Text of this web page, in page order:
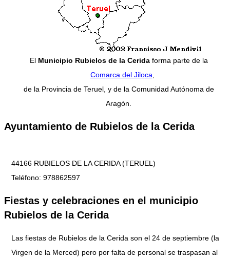
El Municipio Rubielos de la Ceridaforma parte de la
Comarca del Jiloca,
de la Provincia de Teruel, y de la Comunidad Autónoma de
Aragón.
Ayuntamiento de Rubielos de la Cerida
44166 RUBIELOS DE LA CERIDA (TERUEL)
Teléfono: 978862597
Fiestas y celebraciones en el municipio
Rubielos de la Cerida
Las fiestas de Rubielos de la Cerida son el 24 de septiembre (la
Virgen de la Merced) pero por falta de personal se traspasan al